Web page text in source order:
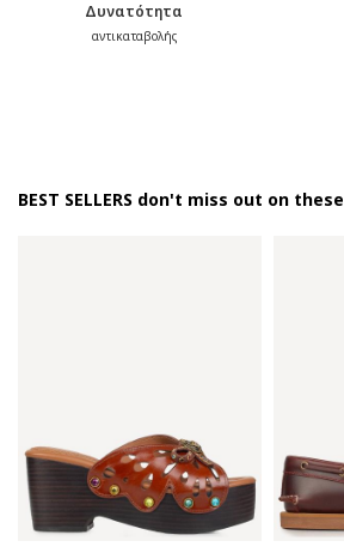
Δυνατότητα
αντικαταβολής
BEST SELLERS don't miss out on these